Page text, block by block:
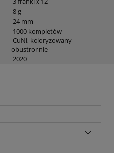
8 g
24 mm
1000 kompletów
CuNi, koloryzowany
obustronnie
2020
kosztów płatności